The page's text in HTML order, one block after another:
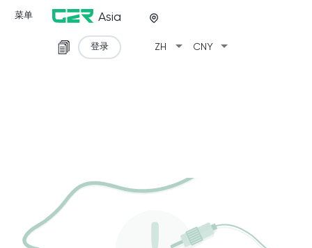
菜单 Asia
ZH arrow_drop_down CNY arrow_drop_down
登录